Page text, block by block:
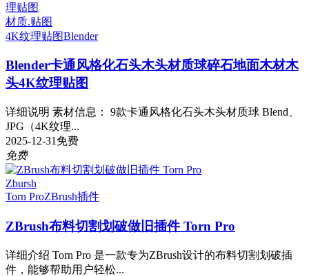
材质.贴图
4K纹理贴图Blender
Blender卡通风格化石头木头材质球碎石地面木材木
头4K纹理贴图
详细说明 素材信息： 9款卡通风格化石头木头材质球 Blend、
JPG（4K纹理...
2025-12-31 免费
免费
Zbursh
Torn ProZBrush插件
ZBrush布料切割划破做旧插件 Torn Pro
详细介绍 Torn Pro 是一款专为ZBrush设计的布料切割划破插
件，能够帮助用户轻松...